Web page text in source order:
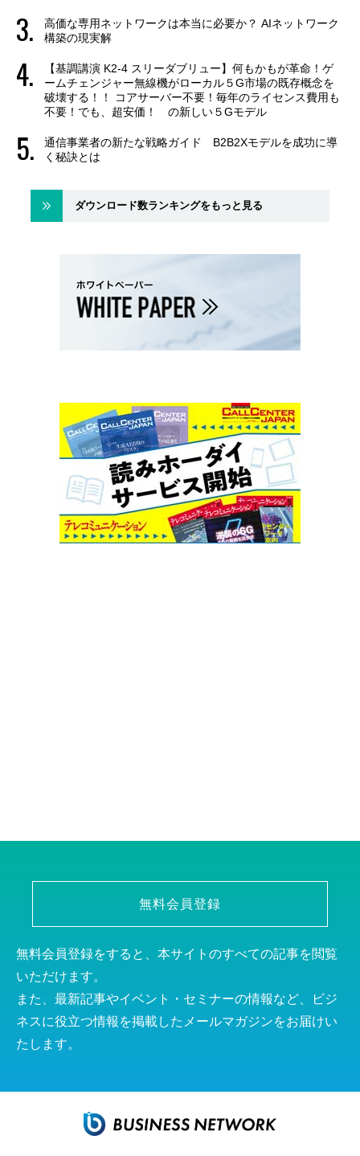
高価な専用ネットワークは本当に必要か？ AIネットワーク
構築の現実解
【基調講演 K2-4 スリーダブリュー】何もかもが革命！ゲ
ームチェンジャー無線機がローカル５G市場の既存概念を
破壊する！！ コアサーバー不要！毎年のライセンス費用も
不要！でも、超安価！ の新しい５Gモデル
通信事業者の新たな戦略ガイド B2B2Xモデルを成功に導
く秘訣とは
ダウンロード数ランキングをもっと見る
無料会員登録
無料会員登録をすると、本サイトのすべての記事を閲覧
いただけます。
また、最新記事やイベント・セミナーの情報など、ビジ
ネスに役立つ情報を掲載したメールマガジンをお届けい
たします。